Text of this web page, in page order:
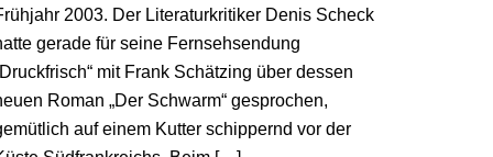
2003. Der Literaturkritiker Denis Scheck
gerade für seine Fernsehsendung
mit Frank Schätzing über dessen
Roman „Der Schwarm“ gesprochen,
auf einem Kutter schippernd vor der